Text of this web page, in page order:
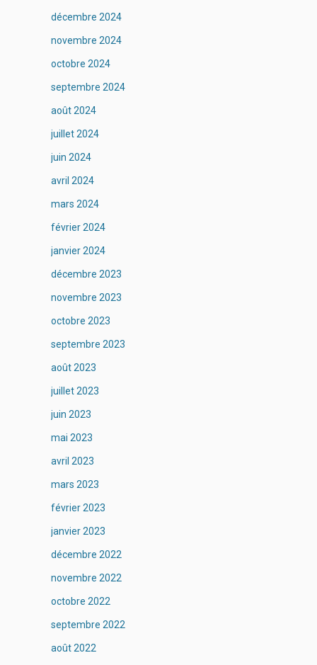
décembre 2024
novembre 2024
octobre 2024
septembre 2024
août 2024
juillet 2024
juin 2024
avril 2024
mars 2024
février 2024
janvier 2024
décembre 2023
novembre 2023
octobre 2023
septembre 2023
août 2023
juillet 2023
juin 2023
mai 2023
avril 2023
mars 2023
février 2023
janvier 2023
décembre 2022
novembre 2022
octobre 2022
septembre 2022
août 2022